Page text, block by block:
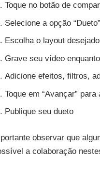
Toque no botão de
Selecione a opção “Dueto”
Escolha o layout
Grave seu vídeo
Adicione efeitos, filtros,
Toque em “Avançar”
Publique seu dueto
observar que
a colaboração